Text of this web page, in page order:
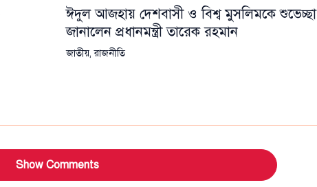
ঈদুল আজহায় দেশবাসী ও বিশ্ব মুসলিমকে শুভেচ্ছা
জানালেন প্রধানমন্ত্রী তারেক রহমান
জাতীয়,রাজনীতি
Show Comments